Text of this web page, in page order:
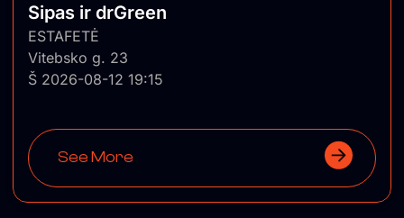
Sipas ir drGreen
ESTAFETĖ
Vitebsko g. 23
Š 2026-08-12 19:15
See More